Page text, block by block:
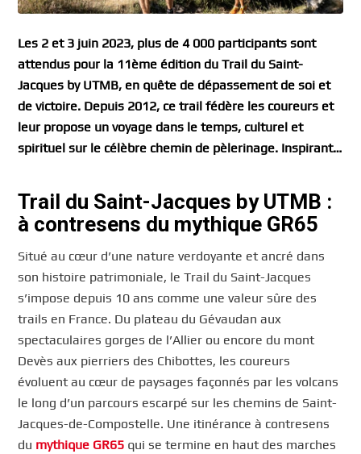
Les 2 et 3 juin 2023, plus de 4 000 participants sont
attendus pour la 11ème édition du Trail du Saint-
Jacques by UTMB, en quête de dépassement de soi et
de victoire. Depuis 2012, ce trail fédère les coureurs et
leur propose un voyage dans le temps, culturel et
spirituel sur le célèbre chemin de pèlerinage. Inspirant…
Trail du Saint-Jacques by UTMB :
à contresens du mythique GR65
Situé au cœur d’une nature verdoyante et ancré dans
son histoire patrimoniale, le Trail du Saint-Jacques
s’impose depuis 10 ans comme une valeur sûre des
trails en France. Du plateau du Gévaudan aux
spectaculaires gorges de l’Allier ou encore du mont
Devès aux pierriers des Chibottes, les coureurs
évoluent au cœur de paysages façonnés par les volcans
le long d’un parcours escarpé sur les chemins de Saint-
Jacques-de-Compostelle. Une itinérance à contresens
du mythique GR65 qui se termine en haut des marches